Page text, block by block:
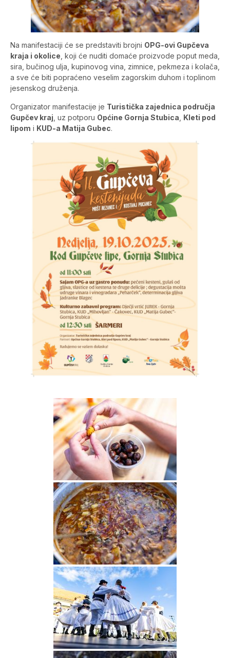
Na manifestaciji će se predstaviti brojni OPG-ovi Gupčeva
kraja i okolice , koji će nuditi domaće proizvode poput meda,
sira, bučinog ulja, kupinovog vina, zimnice, pekmeza i kolača,
a sve će biti popraćeno veselim zagorskim duhom i toplinom
jesenskog druženja.
Organizator manifestacije je Turistička zajednica područja
Gupčev kraj , uz potporu Općine Gornja Stubica Kleti pod
lipom i KUD-a Matija Gubec.